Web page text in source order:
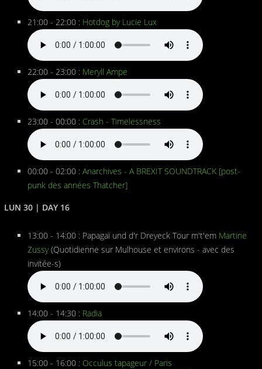
21:00 - 22:00 : Hotdog by Lucie Lux
22:00 - 23:00 : Meryll Ampe
23:00 - 00:00 : Crash - Timelessness
00:00 - 02:00 : Anarchives - A BREXIT SOUNDTRACK [post-
punk des années Thatcher]
LUN 30 | DAY 16
13:00 - 14:00 : Papagaï und d'r Dreyeck Tour m't'em Martine
Zussy(Quotidienne sur Mulhouse et environs - avec des
invitée-s)
14:00 - 14:30 : Radia
15:00 - 16:00 : Occulus tapageur / Paris